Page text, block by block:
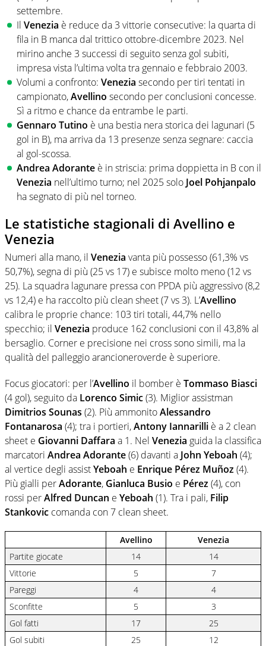
settembre.
Il Venezia è reduce da 3 vittorie consecutive: la quarta di
fila in B manca dal trittico ottobre-dicembre 2023. Nel
mirino anche 3 successi di seguito senza gol subiti,
impresa vista l’ultima volta tra gennaio e febbraio 2003.
Volumi a confronto: Venezia secondo per tiri tentati in
campionato,Avellino secondo per conclusioni concesse.
Sì a ritmo e chance da entrambe le parti.
Gennaro Tutino è una bestia nera storica dei lagunari (5
gol in B), ma arriva da 13 presenze senza segnare: caccia
al gol-scossa.
Andrea Adorante è in striscia: prima doppietta in B con il
Venezia nell’ultimo turno; nel 2025 solo Joel Pohjanpalo
ha segnato di più nel torneo.
Le statistiche stagionali di Avellino e
Venezia
Numeri alla mano, il Venezia vanta più possesso (61,3% vs
50,7%), segna di più (25 vs 17) e subisce molto meno (12 vs
25). La squadra lagunare pressa con PPDA più aggressivo (8,2
vs 12,4) e ha raccolto più clean sheet (7 vs 3). L’Avellino
calibra le proprie chance: 103 tiri totali, 44,7% nello
specchio; il Venezia produce 162 conclusioni con il 43,8% al
bersaglio. Corner e precisione nei cross sono simili, ma la
qualità del palleggio arancioneroverde è superiore.
Focus giocatori: per l’Avellino il bomber è Tommaso Biasci
(4 gol), seguito da Lorenco Simic(3). Miglior assistman
Dimitrios Sounas (2). Più ammonitoAlessandro
Fontanarosa (4); tra i portieri,Antony Iannarilli è a 2 clean
sheet e Giovanni Daffara a 1. Nel Venezia guida la classifica
marcatori Andrea Adorante(6) davanti a John Yeboah (4);
al vertice degli assistYeboah e Enrique Pérez Muñoz(4).
Più gialli perAdorante, Gianluca Busio e Pérez(4), con
rossi perAlfred Duncan e Yeboah (1). Tra i pali, Filip
Stankovic comanda con 7 clean sheet.
Avellino
Venezia
Partite giocate
14
14
Vittorie
5
7
Pareggi
4
4
Sconfitte
5
3
Gol fatti
17
25
Gol subiti
25
12